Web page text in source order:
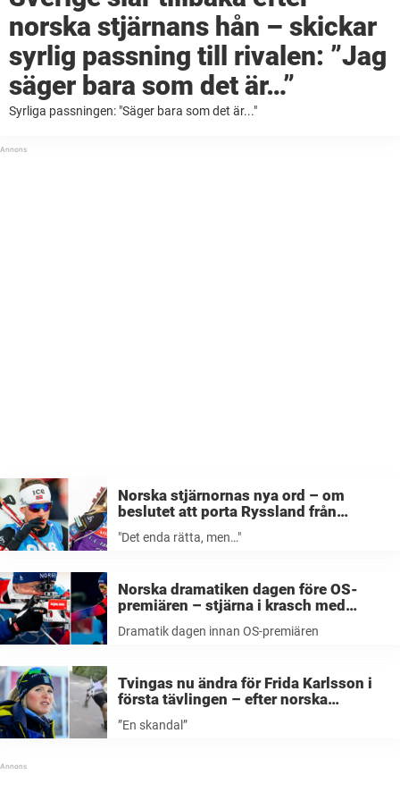
norska stjärnans hån – skickar
syrlig passning till rivalen: ”Jag
säger bara som det är…”
Syrliga passningen: "Säger bara som det är..."
Norska stjärnornas nya ord – om
beslutet att porta Ryssland från
"Det enda rätta, men…"
Norska dramatiken dagen före OS-
premiären – stjärna i krasch med
Dramatik dagen innan OS-premiären
Tvingas nu ändra för Frida Karlsson i
första tävlingen – efter norska
skandal”
”En skandal”